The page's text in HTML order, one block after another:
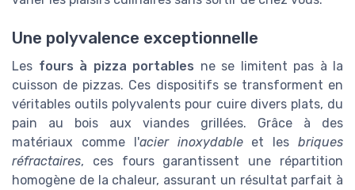
Une polyvalence exceptionnelle
Les fours à pizza portables ne se limitent pas à la
cuisson de pizzas. Ces dispositifs se transforment en
véritables outils polyvalents pour cuire divers plats, du
pain au bois aux viandes grillées. Grâce à des
matériaux comme l'acier inoxydableet lesbriques
réfractaires, ces fours garantissent une répartition
homogène de la chaleur, assurant un résultat parfait à